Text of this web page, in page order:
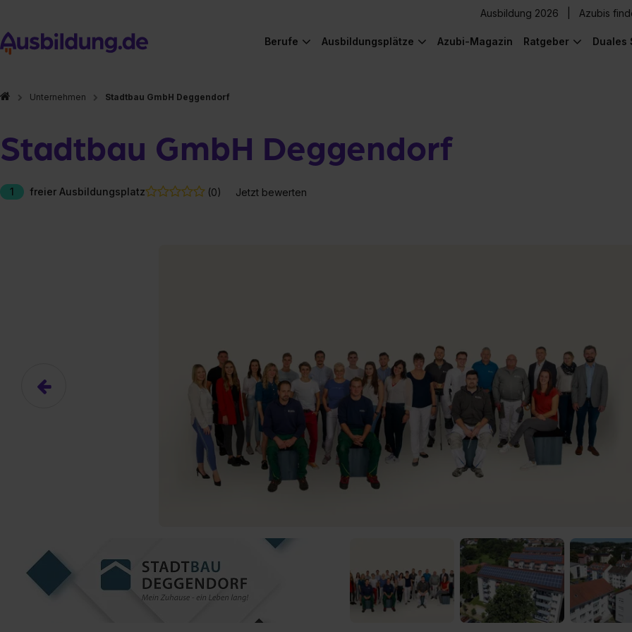
Ausbildung 2026 Azubis
Berufe Ausbildungsplätze Azubi-Magazin Ratgeber Duales
Unternehmen Stadtbau GmbH Deggendorf
Stadtbau GmbH Deggendorf
1 freier Ausbildungsplatz (0) Jetzt bewerten
Ja, ich erlaube die externen Inhalte von YouTube.
Ich bin damit einverstanden, dass mir die externen Inhalte angezeigt werden. Personenbezogene Daten
an Drittplattformen übermittelt werden. Mehr Infos gibt es in derDatenschutzerklärung